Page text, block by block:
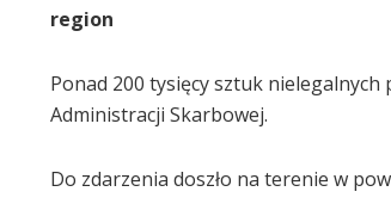
region
Ponad 200 tysięcy sztuk
Administracji Skarbowej.
Do zdarzenia doszło na terenie w